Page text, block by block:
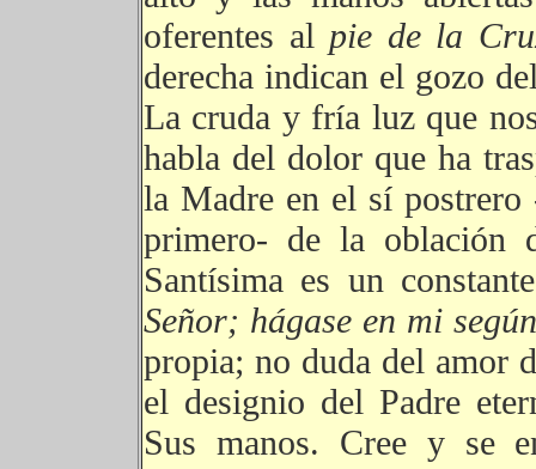
oferentes al pie de la
derecha indican el gozo
La cruda y fría luz que
habla del dolor que ha
la Madre en el sí
primero- de la oblación
Santísima es un
Señor; hágase en mi
propia; no duda del amor
el designio del Padre
Sus manos. Cree y se